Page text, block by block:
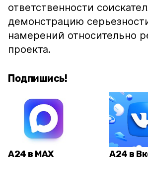
ответственности
демонстрацию
намерений относительно
проекта.
Подпишись!
А24 в MAX А24 в